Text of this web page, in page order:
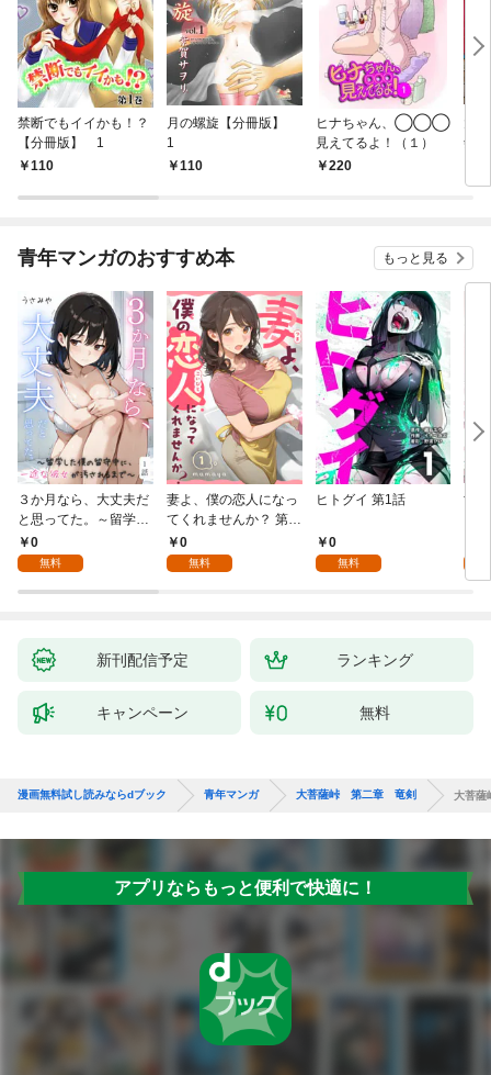
禁断でもイイかも！？
【分冊版】 1
110
月の螺旋【分冊版】
1
110
ヒナちゃん、◯◯◯
見えてるよ！（１）
220
剣
青年マンガのおすすめ本 もっと見る
３か月なら、大丈夫だ
と思ってた。～留学し
た僕の留守中に、一途
な彼女が汚されるまで
0
無料
妻よ、僕の恋人になっ
てくれませんか？ 第1
話0
無料
ヒトグイ 第1話
0
無料
世
新刊配信予定 ランキング
キャンペーン 無料
漫画無料試し読みならdブック 青年マンガ 大菩薩峠 第二章 竜剣 大菩
アプリならもっと便利で快適に！